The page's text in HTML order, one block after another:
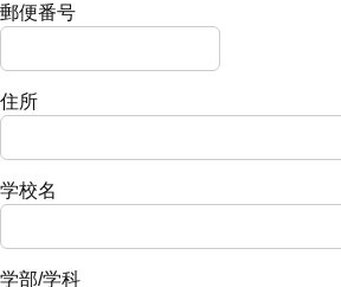
郵便番号
住所
学校名
学部/学科